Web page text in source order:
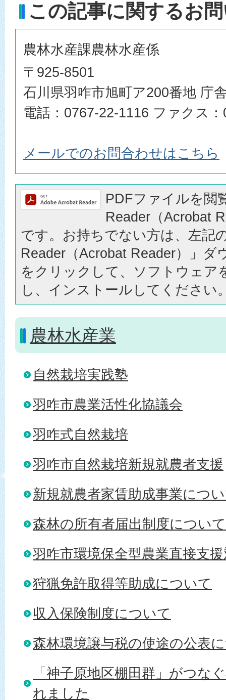
この記事に関するお
農林水産課農林水産係
〒925-8501
石川県羽咋市旭町ア200番地 庁
電話：0767-22-1116 ファクス
メールでのお問合わせはこちら
PDFファイルを閲
Reader（Acrobat
です。お持ちでない方は、左記
Reader（Acrobat Reader）」ダ
をクリックして、ソフトウェア
し、インストールしてください
農林水産業
自然栽培実践塾
羽咋市農業活性化協議会
羽咋式自然栽培
羽咋市自然栽培新規就農者支援
新規就農者家賃助成事業につ
森林の所有者届出制度について
羽咋市環境保全型農業直接支
狩猟免許取得等助成について
収入保険制度について
森林環境譲与税の使途の公表
「神子原地区棚田群」がつな
れました